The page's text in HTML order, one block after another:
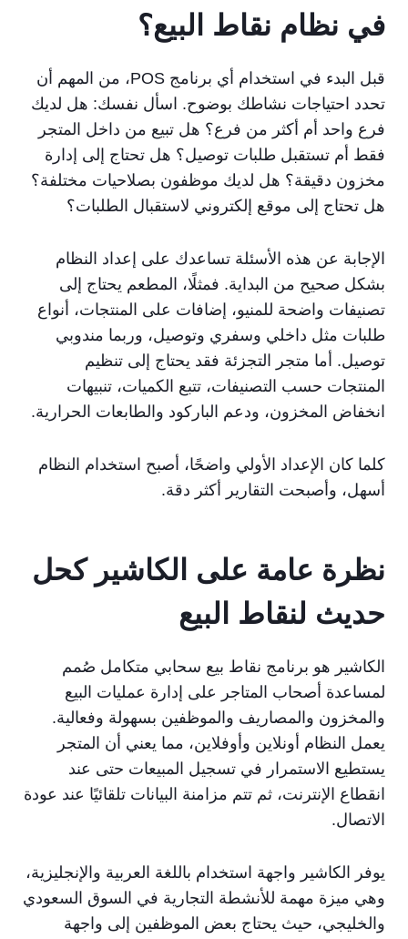
في نظام نقاط البيع؟
قبل البدء في استخدام أي برنامج POS، من المهم أن
تحدد احتياجات نشاطك بوضوح. اسأل نفسك: هل لديك
فرع واحد أم أكثر من فرع؟ هل تبيع من داخل المتجر
فقط أم تستقبل طلبات توصيل؟ هل تحتاج إلى إدارة
مخزون دقيقة؟ هل لديك موظفون بصلاحيات مختلفة؟
هل تحتاج إلى موقع إلكتروني لاستقبال الطلبات؟
الإجابة عن هذه الأسئلة تساعدك على إعداد النظام
بشكل صحيح من البداية. فمثلًا، المطعم يحتاج إلى
تصنيفات واضحة للمنيو، إضافات على المنتجات، أنواع
طلبات مثل داخلي وسفري وتوصيل، وربما مندوبي
توصيل. أما متجر التجزئة فقد يحتاج إلى تنظيم
المنتجات حسب التصنيفات، تتبع الكميات، تنبيهات
انخفاض المخزون، ودعم الباركود والطابعات الحرارية.
كلما كان الإعداد الأولي واضحًا، أصبح استخدام النظام
أسهل، وأصبحت التقارير أكثر دقة.
نظرة عامة على الكاشير كحل
حديث لنقاط البيع
الكاشير هو برنامج نقاط بيع سحابي متكامل صُمم
لمساعدة أصحاب المتاجر على إدارة عمليات البيع
والمخزون والمصاريف والموظفين بسهولة وفعالية.
يعمل النظام أونلاين وأوفلاين، مما يعني أن المتجر
يستطيع الاستمرار في تسجيل المبيعات حتى عند
انقطاع الإنترنت، ثم تتم مزامنة البيانات تلقائيًا عند عودة
الاتصال.
يوفر الكاشير واجهة استخدام باللغة العربية والإنجليزية،
وهي ميزة مهمة للأنشطة التجارية في السوق السعودي
والخليجي، حيث يحتاج بعض الموظفين إلى واجهة